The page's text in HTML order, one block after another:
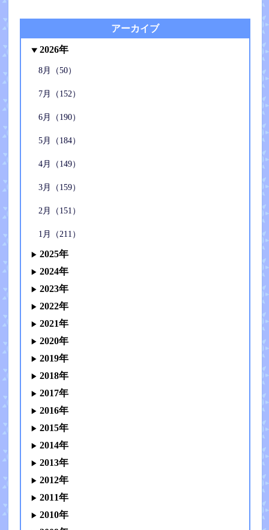
アーカイブ
2026年
8月（50）
7月（152）
6月（190）
5月（184）
4月（149）
3月（159）
2月（151）
1月（211）
2025年
2024年
2023年
2022年
2021年
2020年
2019年
2018年
2017年
2016年
2015年
2014年
2013年
2012年
2011年
2010年